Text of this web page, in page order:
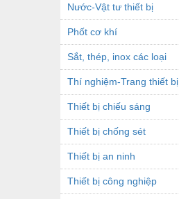
Nước-Vật tư thiết bị
Phốt cơ khí
Sắt, thép, inox các loại
Thí nghiệm-Trang thiết bị
Thiết bị chiếu sáng
Thiết bị chống sét
Thiết bị an ninh
Thiết bị công nghiệp